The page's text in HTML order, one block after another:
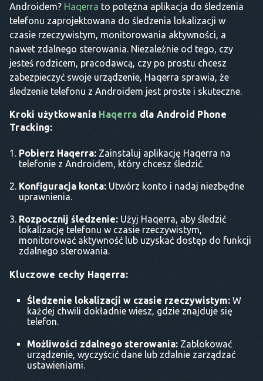
Androidem? Haqerra to potężna aplikacja do śledzenia
telefonu zaprojektowana do śledzenia lokalizacji w
czasie rzeczywistym, monitorowania aktywności, a
nawet zdalnego sterowania. Niezależnie od tego, czy
jesteś rodzicem, pracodawcą, czy po prostu chcesz
zabezpieczyć swoje urządzenie, Haqerra sprawia, że
śledzenie telefonu z Androidem jest proste i skuteczne.
Kroki użytkowania Haqerra dla Android Phone
Tracking:
Pobierz Haqerra: Zainstaluj aplikację Haqerra na
telefonie z Androidem, który chcesz śledzić.
Konfiguracja konta: Utwórz konto i nadaj niezbędne
uprawnienia.
Rozpocznij śledzenie: Użyj Haqerra, aby śledzić
lokalizację telefonu w czasie rzeczywistym,
monitorować aktywność lub uzyskać dostęp do funkcji
zdalnego sterowania.
Kluczowe cechy Haqerra:
Śledzenie lokalizacji w czasie rzeczywistym: W
każdej chwili dokładnie wiesz, gdzie znajduje się
telefon.
Możliwości zdalnego sterowania: Zablokować
urządzenie, wyczyścić dane lub zdalnie zarządzać
ustawieniami.